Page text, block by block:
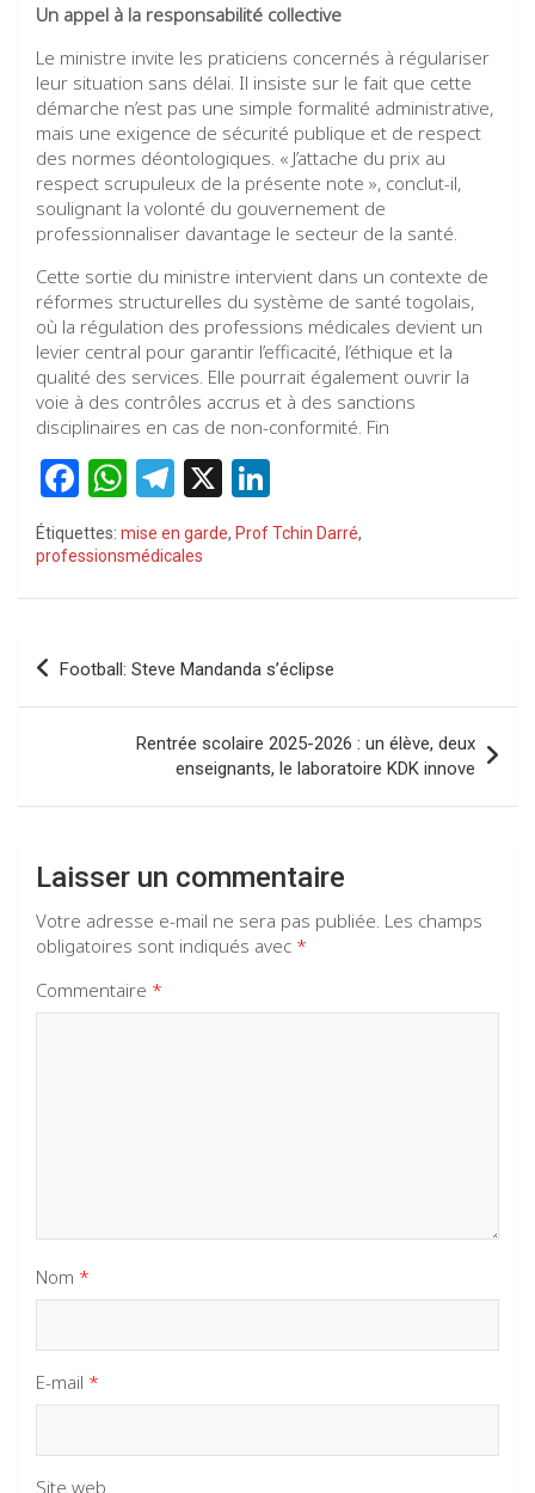
Un appel à la responsabilité collective
Le ministre invite les praticiens concernés à régulariser
leur situation sans délai. Il insiste sur le fait que cette
démarche n’est pas une simple formalité administrative,
mais une exigence de sécurité publique et de respect
des normes déontologiques. « J’attache du prix au
respect scrupuleux de la présente note », conclut-il,
soulignant la volonté du gouvernement de
professionnaliser davantage le secteur de la santé.
Cette sortie du ministre intervient dans un contexte de
réformes structurelles du système de santé togolais,
où la régulation des professions médicales devient un
levier central pour garantir l’efficacité, l’éthique et la
qualité des services. Elle pourrait également ouvrir la
voie à des contrôles accrus et à des sanctions
disciplinaires en cas de non-conformité. Fin
F
a
ce
b
o
k
W
h
at
s
p
p
T
e
gr
m
X
n
ke
dI
Étiquettes: mise en garde, Prof Tchin Darré,
professionsmédicales
Navigation
de
Football: Steve Mandanda s’éclipse
Rentrée scolaire 2025-2026 : un élève, deux
enseignants, le laboratoire KDK innove
Laisser un commentaire
Votre adresse e-mail ne sera pas publiée. Les champs
obligatoires sont indiqués avec *
Commentaire *
Nom *
E-mail *
Site web